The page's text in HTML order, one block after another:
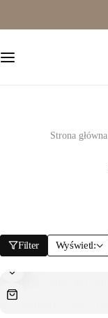
Strona główna
Filter Wyświetl:
Premium
Naszyjniki